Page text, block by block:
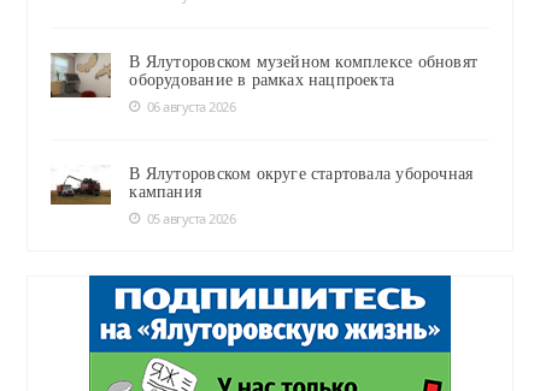
В Ялуторовском музейном комплексе обновят
оборудование в рамках нацпроекта
06 августа 2026
В Ялуторовском округе стартовала уборочная
кампания
05 августа 2026